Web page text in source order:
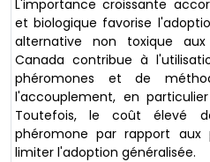
L'importance croissante
et biologique favorise
alternative non toxique
Canada contribue à
phéromones et de
l'accouplement, en
Toutefois, le coût élevé
phéromone par rapport aux
limiter l'adoption généralisée.